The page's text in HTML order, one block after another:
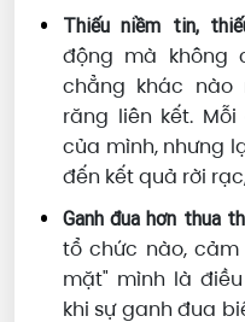
Thiếu niềm tin,
động mà không
chẳng khác nào
răng liên kết.
của mình, nhưng
đến kết quả rời
Ganh đua hơn thua
tổ chức nào,
mặt" mình là
khi sự ganh đua